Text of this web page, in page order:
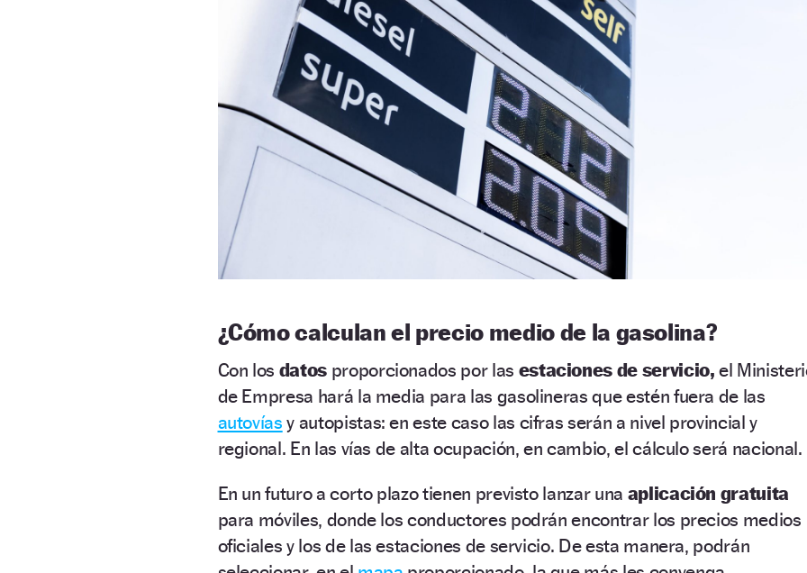
¿Cómo calculan el precio medio de la gasolina?
Con los datos proporcionados por las estaciones de servicio,el
de Empresa hará la media para las gasolineras que estén fuera de las
autovías y autopistas: en este caso las cifras serán a nivel provincial y
regional. En las vías de alta ocupación, en cambio, el cálculo será nacional.
En un futuro a corto plazo tienen previsto lanzar una aplicación gratuita
para móviles, donde los conductores podrán encontrar los precios medios
oficiales y los de las estaciones de servicio. De esta manera, podrán